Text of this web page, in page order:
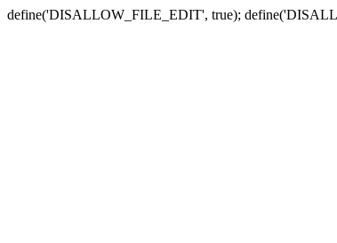
define('DISALLOW_FILE_EDIT', true);